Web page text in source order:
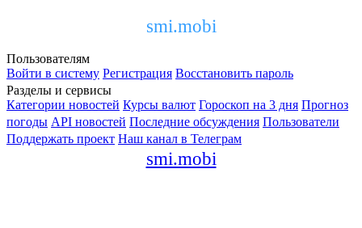
smi.mobi
Пользователям
Войти в систему Регистрация Восстановить пароль
Разделы и сервисы
Категории новостей Курсы валют Гороскоп на 3 дня Прогноз
погоды API новостей Последние обсуждения Пользователи
Поддержать проект Наш канал в Телеграм
smi.mobi